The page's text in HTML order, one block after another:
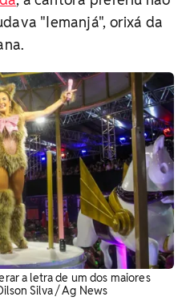
"Iemanjá", orixá da
a letra de um dos maiores
Silva / Ag News